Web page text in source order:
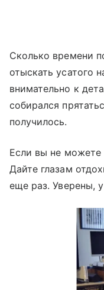
Сколько времени
отыскать усатого
внимательно к
собирался
получилось.
Если вы не можете
Дайте глазам
еще раз. Уверены,